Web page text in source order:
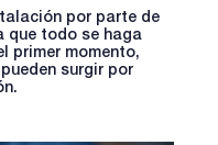
por parte de
que todo se haga
primer momento,
surgir por